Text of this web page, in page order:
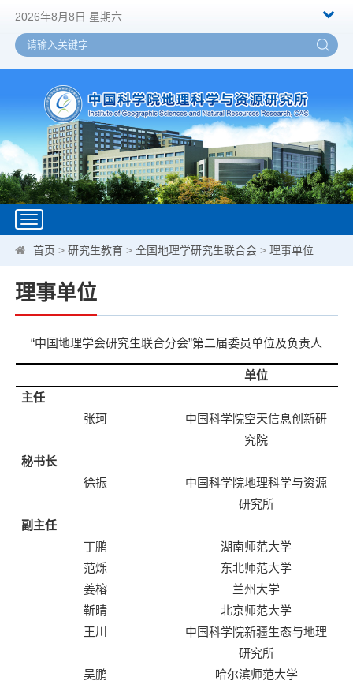
2026年8月8日 星期六
Toggle
navigation
首页 >研究生教育 >全国地理学研究生联合会 >理事单位
理事单位
“中国地理学会研究生联合分会”第二届委员单位及负责人
单位
主任
张珂
中国科学院空天信息创新研
究院
秘书长
徐振
中国科学院地理科学与资源
研究所
副主任
丁鹏
湖南师范大学
范烁
东北师范大学
姜榕
兰州大学
靳晴
北京师范大学
王川
中国科学院新疆生态与地理
研究所
吴鹏
哈尔滨师范大学